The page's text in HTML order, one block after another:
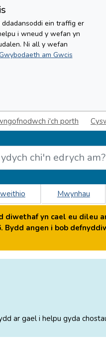
ein traffig er
i wneud y wefan yn
Ni all y wefan
am Gwcis
i'ch porth
Mwynhau
diwethaf yn cael eu dileu
Bydd angen i bob
ar gael i helpu gyda